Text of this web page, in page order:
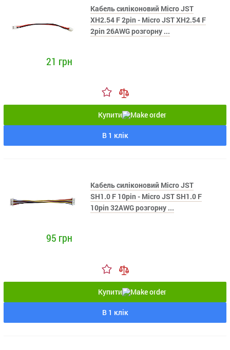
Кабель силіконовий Micro JST
XH2.54 F 2pin - Micro JST XH2.54 F
2pin 26AWG розгорну ...
21 грн
Купити
В 1 клік
Кабель силіконовий Micro JST
SH1.0 F 10pin - Micro JST SH1.0 F
10pin 32AWG розгорну ...
95 грн
Купити
В 1 клік